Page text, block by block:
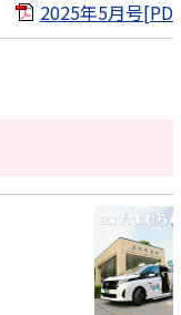
2025年5月号